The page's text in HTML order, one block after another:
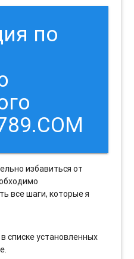
по
избавиться от
все шаги, которые я
списке установленных